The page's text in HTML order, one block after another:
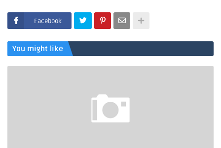
Facebook
You might like